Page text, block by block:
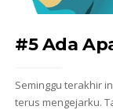
#5 Ada
Seminggu terakhir
terus mengejarku.